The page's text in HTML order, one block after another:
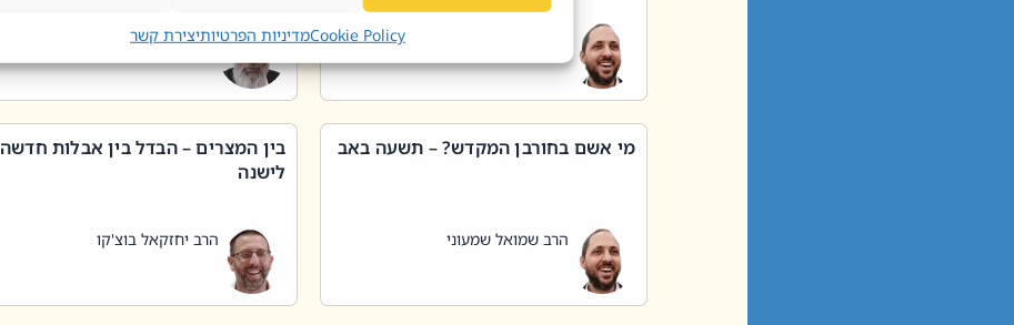
Cookie Policyמדיניות הפרטיותיצירת קשר
הרב יאיר בידני
מי אשם בחורבן המקדש? – תשעה באב
הרב שמואל שמעוני
בין המצרים – הבדל בין אבלות חדשה
לישנה
הרב יחזקאל בוצ'קו